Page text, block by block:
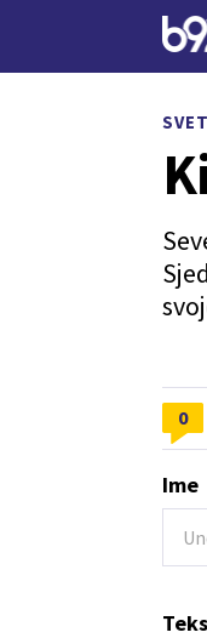
SVET
0
Ime